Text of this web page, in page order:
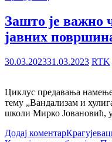
Зашто је важно
јавних
30.03.202331.03.2023 RTK
Циклус предавања
тему „Вандализам и
школи Мирко Јовановић,
Додај коментарКрагујевац